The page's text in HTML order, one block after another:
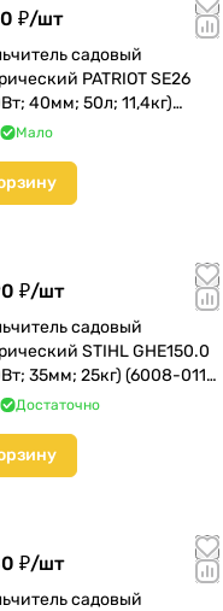
₽/шт
садовый
PATRIOT SE26
40мм; 50л; 11,4кг)
Мало
₽/шт
садовый
STIHL GHE150.0
35мм; 25кг) (6008-011-
Достаточно
₽/шт
садовый